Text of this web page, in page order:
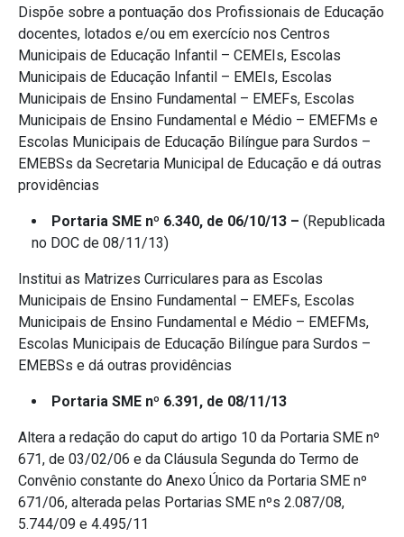
Dispõe sobre a pontuação dos Profissionais de Educação
docentes, lotados e/ou em exercício nos Centros
Municipais de Educação Infantil – CEMEIs, Escolas
Municipais de Educação Infantil – EMEIs, Escolas
Municipais de Ensino Fundamental – EMEFs, Escolas
Municipais de Ensino Fundamental e Médio – EMEFMs e
Escolas Municipais de Educação Bilíngue para Surdos –
EMEBSs da Secretaria Municipal de Educação e dá outras
providências
Portaria SME nº 6.340, de 06/10/13 – (Republicada
no DOC de 08/11/13)
Institui as Matrizes Curriculares para as Escolas
Municipais de Ensino Fundamental – EMEFs, Escolas
Municipais de Ensino Fundamental e Médio – EMEFMs,
Escolas Municipais de Educação Bilíngue para Surdos –
EMEBSs e dá outras providências
Portaria SME nº 6.391, de 08/11/13
Altera a redação do caput do artigo 10 da Portaria SME nº
671, de 03/02/06 e da Cláusula Segunda do Termo de
Convênio constante do Anexo Único da Portaria SME nº
671/06, alterada pelas Portarias SME nºs 2.087/08,
5.744/09 e 4.495/11